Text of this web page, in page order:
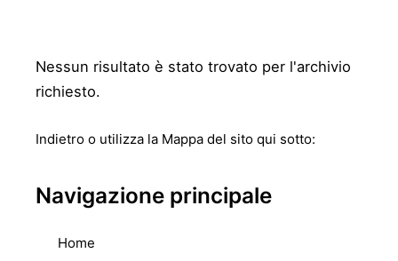
Nessun risultato è stato trovato per l'archivio
richiesto.
Indietro o utilizza la Mappa del sito qui sotto:
Navigazione principale
Home